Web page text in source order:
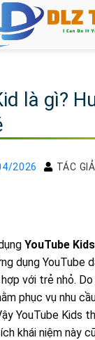
là gì?
2026 TÁC
YouTube Kids
dụng YouTube
với trẻ nhỏ.
phục vụ nhu
YouTube Kids
khái niệm này